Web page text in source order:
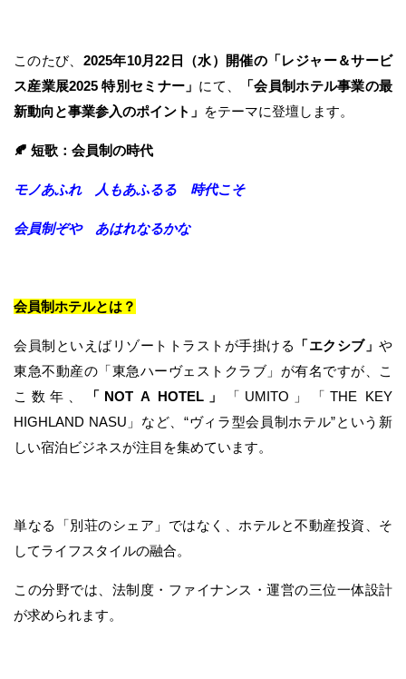
このたび、 2025年10月22日（水）開催の「レジャー＆サービ
ス産業展2025 特別セミナー」 にて、
「会員制ホテル事業の最
新動向と事業参入のポイント」 をテーマに登壇します。
🍂 短歌：会員制の時代
モノあふれ 人もあふるる 時代こそ
会員制ぞや あはれなるかな
会員制ホテルとは？
会員制といえばリゾートトラストが手掛ける 「エクシブ」 や
東急不動産の「東急ハーヴェストクラブ」が有名ですが、こ
こ数年、
「NOT A HOTEL」
「UMITO」「THE KEY
HIGHLAND NASU」など、“ヴィラ型会員制ホテル”という新
しい宿泊ビジネスが注目を集めています。
単なる「別荘のシェア」ではなく、ホテルと不動産投資、そ
してライフスタイルの融合。
この分野では、法制度・ファイナンス・運営の三位一体設計
が求められます。